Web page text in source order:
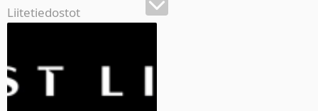
Liitetiedostot